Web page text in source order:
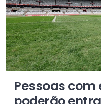
Pessoas